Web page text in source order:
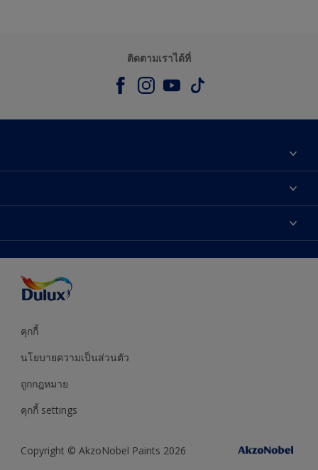
ติดตามเราได้ที่
ติดต่อเรา
ผลิตภัณฑ์
ไอเดียการตกแต่ง
คำแนะนำจากผู้เชี่ยวชาญ
บริการออกแบบสี
คุกกี้
นโยบายความเป็นส่วนตัว
ถูกกฎหมาย
คุกกี้ settings
Copyright © AkzoNobel Paints 2026